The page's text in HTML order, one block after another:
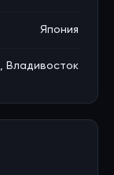
Япония
Владивосток